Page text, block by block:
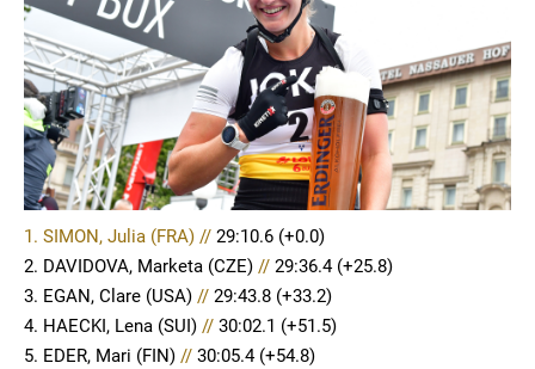
1. SIMON, Julia (FRA) // 29:10.6 (+0.0)
2. DAVIDOVA, Marketa (CZE) //29:36.4 (+25.8)
3. EGAN, Clare (USA) //29:43.8 (+33.2)
4. HAECKI, Lena (SUI) //30:02.1 (+51.5)
5. EDER, Mari (FIN) //30:05.4 (+54.8)